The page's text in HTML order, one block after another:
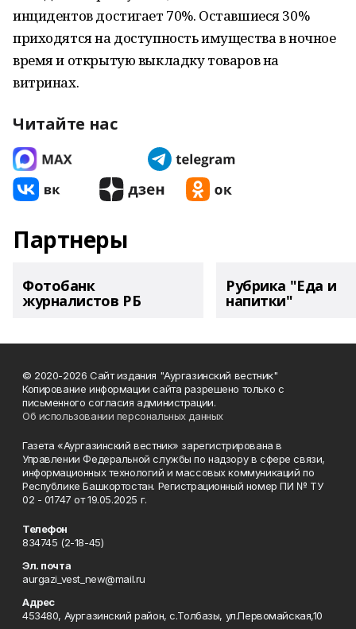
инцидентов достигает 70%. Оставшиеся 30%
приходятся на доступность имущества в ночное
время и открытую выкладку товаров на
витринах.
Читайте нас
Партнеры
Фотобанк
журналистов РБ
Рубрика "Еда и
напитки"
© 2020-2026 Сайт издания "Аургазинский вестник"
Копирование информации сайта разрешено только с
письменного согласия администрации.
Об использовании персональных данных
Газета «Аургазинский вестник» зарегистрирована в
Управлении Федеральной службы по надзору в сфере связи,
информационных технологий и массовых коммуникаций по
Республике Башкортостан. Регистрационный номер ПИ № ТУ
02 - 01747 от 19.05.2025 г.
Телефон
834745 (2-18-45)
Эл. почта
aurgazi_vest_new@mail.ru
Адрес
453480, Аургазинский район, с.Толбазы, ул.Первомайская,10